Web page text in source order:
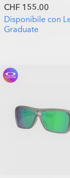
CHF 155.00
Disponibile con
Graduate